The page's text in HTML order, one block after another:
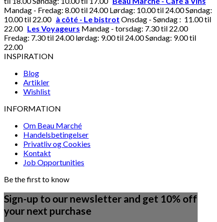
Mandag - Fredag: 8.00 til 24.00 Lørdag: 10.00 til 24.00 Søndag:
10.00 til 22.00 à côté - Le bistrot Onsdag - Søndag : 11.00 til
22.00 Les Voyageurs Mandag - torsdag: 7.30 til 22.00
Fredag: 7.30 til 24.00 lørdag: 9.00 til 24.00 Søndag: 9.00 til
22.00
INSPIRATION
Blog
Artikler
Wishlist
INFORMATION
Om Beau Marché
Handelsbetingelser
Privatliv og Cookies
Kontakt
Job Opportunities
Be the first to know
Sign-up to our newsletter and get 10% off
your next purchase